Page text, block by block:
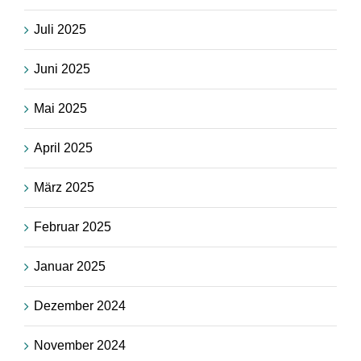
Juli 2025
Juni 2025
Mai 2025
April 2025
März 2025
Februar 2025
Januar 2025
Dezember 2024
November 2024